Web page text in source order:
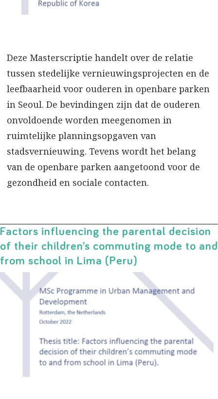
Deze Masterscriptie handelt over de relatie
tussen stedelijke vernieuwingsprojecten en de
leefbaarheid voor ouderen in openbare parken
in Seoul. De bevindingen zijn dat de ouderen
onvoldoende worden meegenomen in
ruimtelijke planningsopgaven van
stadsvernieuwing. Tevens wordt het belang
van de openbare parken aangetoond voor de
gezondheid en sociale contacten.
Factors influencing the parental decision
of their children’s commuting mode to and
from school in Lima (Peru)